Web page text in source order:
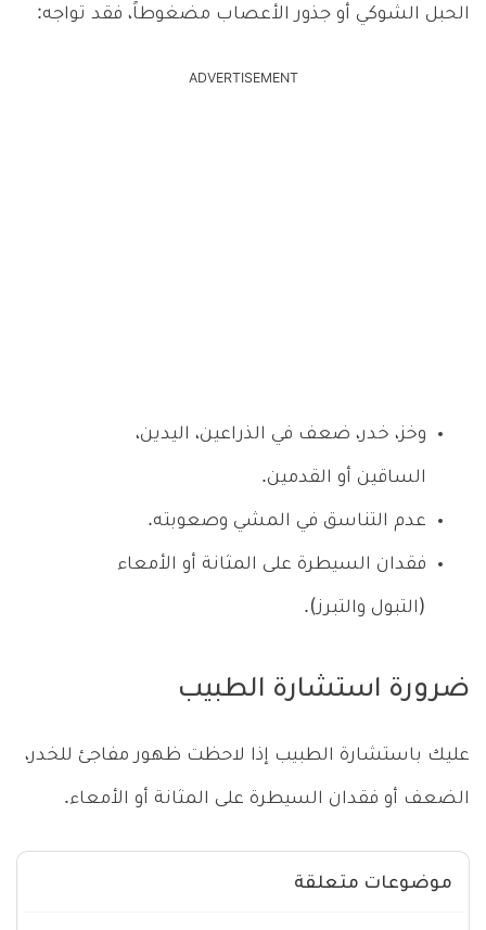
الحبل الشوكي أو جذور الأعصاب مضغوطاً، فقد تواجه:
ADVERTISEMENT
وخز، خدر، ضعف في الذراعين، اليدين،
الساقين أو القدمين.
عدم التناسق في المشي وصعوبته.
فقدان السيطرة على المثانة أو الأمعاء
(التبول والتبرز).
ضرورة استشارة الطبيب
عليك باستشارة الطبيب إذا لاحظت ظهور مفاجئ للخدر،
الضعف أو فقدان السيطرة على المثانة أو الأمعاء.
موضوعات متعلقة